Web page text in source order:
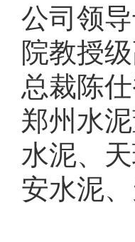
公司领
院教授
总裁陈
郑州水
水泥、
安水泥